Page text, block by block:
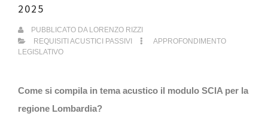
2025
PUBBLICATO DA LORENZO RIZZI
REQUISITI ACUSTICI PASSIVI
APPROFONDIMENTO
LEGISLATIVO
Come si compila in tema acustico il modulo SCIA per la
regione Lombardia?